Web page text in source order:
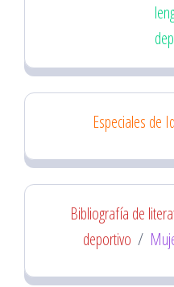
Especiales de
Bibliografía de
deportivo /